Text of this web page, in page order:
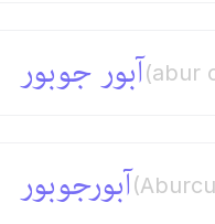
آبور جوبور(abur
آبورجوبور